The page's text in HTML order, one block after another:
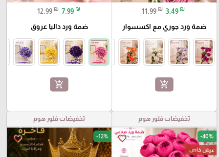
11.99 ₪ 3.49 ₪
ضمة ورد جوري مع اكسسوار
add_shopping_cart
12.99 ₪ 7.99 ₪
ضمة ورد داليا عروق
add_shopping_cart
تخفيضات فلور هوم
favorite_border -40%
عرض خاص
تخفيضات فلور هوم
favorite_border -12%